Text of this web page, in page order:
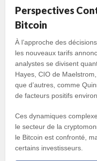
Perspectives
Bitcoin
À l’approche des
les nouveaux tarifs
analystes se divisent
Hayes, CIO de
que d’autres, comme
de facteurs positifs
Ces dynamiques
le secteur de la
le Bitcoin est confronté,
certains investisseurs.